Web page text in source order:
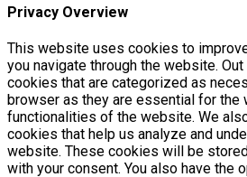
Privacy Overview
This website uses cookies to
you navigate through the website.
cookies that are categorized as
browser as they are essential for the
functionalities of the website. We
cookies that help us analyze and
website. These cookies will be
with your consent. You also have the